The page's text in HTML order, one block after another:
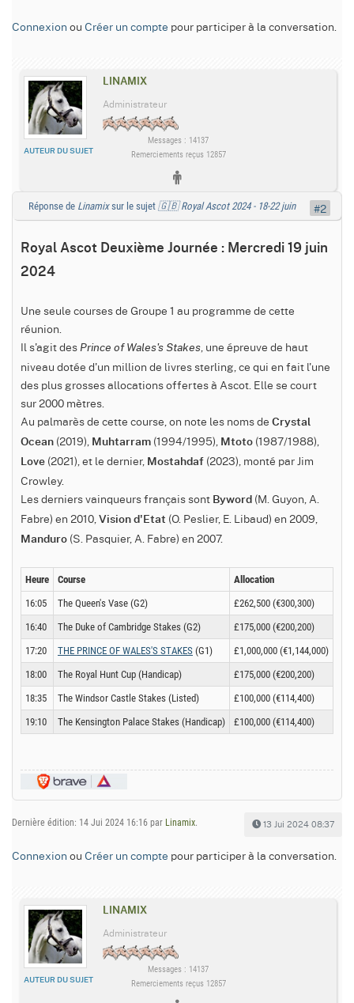
Connexion ou Créer un compte pour participer à la conversation.
LINAMIX
AUTEUR DU SUJET
Administrateur
Messages : 14137
Remerciements reçus 12857
Réponse de Linamixsur le sujet 🇬🇧 Royal Ascot 2024 - 18-22 juin
Royal Ascot Deuxième Journée : Mercredi 19 juin
2024
Une seule courses de Groupe 1 au programme de cette
réunion.
Il s'agit des Prince of Wales's Stakes, une épreuve de haut
niveau dotée d'un million de livres sterling, ce qui en fait l'une
des plus grosses allocations offertes à Ascot. Elle se court
sur 2000 mètres.
Au palmarès de cette course, on note les noms de Crystal
Ocean (2019), Muhtarram (1994/1995), Mtoto (1987/1988),
Love (2021), et le dernier, Mostahdaf (2023), monté par Jim
Crowley.
Les derniers vainqueurs français sont Byword (M. Guyon, A.
Fabre) en 2010, Vision d'Etat (O. Peslier, E. Libaud) en 2009,
Manduro (S. Pasquier, A. Fabre) en 2007.
Heure Course
Allocation
16:05
The Queen's Vase (G2)
£262,500 (€300,300)
16:40
The Duke of Cambridge Stakes (G2)
£175,000 (€200,200)
17:20
THE PRINCE OF WALES'S STAKES (G1)
£1,000,000 (€1,144,000)
18:00
The Royal Hunt Cup (Handicap)
£175,000 (€200,200)
18:35
The Windsor Castle Stakes (Listed)
£100,000 (€114,400)
19:10
The Kensington Palace Stakes (Handicap) £100,000 (€114,400)
Dernière édition: 14 Jui 2024 16:16 par Linamix. 13 Jui 2024 08:37
#2
Connexion ou Créer un compte pour participer à la conversation.
LINAMIX
AUTEUR DU SUJET
Administrateur
Messages : 14137
Remerciements reçus 12857